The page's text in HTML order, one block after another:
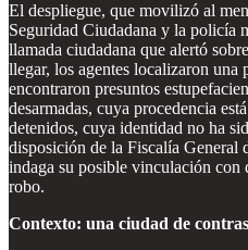
El despliegue, que movilizó al
Seguridad Ciudadana y la policía
llamada ciudadana que alertó
llegar, los agentes localizaron una
encontraron presuntos
desarmadas, cuya procedencia
detenidos, cuya identidad no ha
disposición de la Fiscalía General
indaga su posible vinculación con
robo.
Contexto: una ciudad de